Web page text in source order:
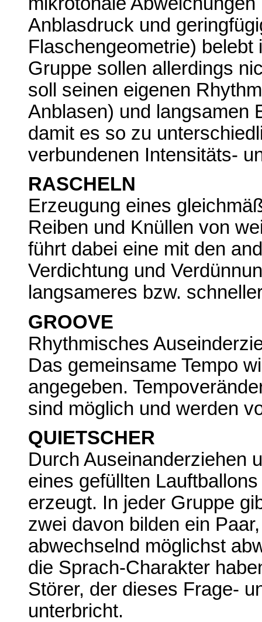
Anblasdruck und
Flaschengeometrie)
Gruppe sollen allerdings
soll seinen eigenen
Anblasen) und langsamen
damit es so zu
verbundenen Intensitäts-
RASCHELN
Erzeugung eines
Reiben und Knüllen von
führt dabei eine mit den
Verdichtung und
langsameres bzw.
GROOVE
Rhythmisches
Das gemeinsame Tempo
angegeben.
sind möglich und werden
QUIETSCHER
Durch Auseinanderziehen
eines gefüllten
erzeugt. In jeder Gruppe
zwei davon bilden ein
abwechselnd möglichst
die Sprach-Charakter
Störer, der dieses Frage-
unterbricht.